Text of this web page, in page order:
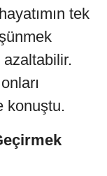
tek
azaltabilir.
konuştu.